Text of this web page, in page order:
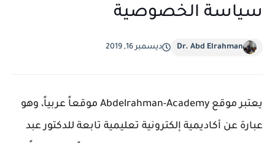
سياسة الخصوصية
Dr. Abd Elrahman ديسمبر 16, 2019
يعتبر موقع Abdelrahman-Academy موقعاً عربياً، وهو
عبارة عن أكاديمية إلكترونية تعليمية تابعة للدكتور عبد